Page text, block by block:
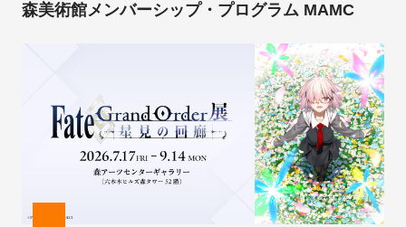
森美術館メンバーシップ・プログラム MAMC